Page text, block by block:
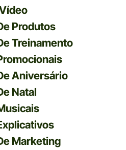
Produtos
Treinamento
Aniversário
Natal
Marketing